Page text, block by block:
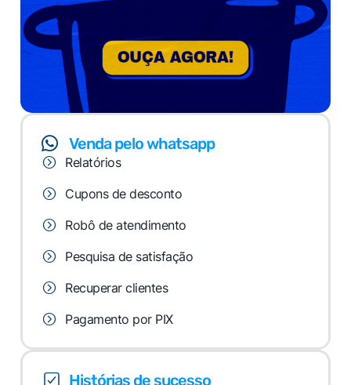
Venda pelo whatsapp
Relatórios
Cupons de desconto
Robô de atendimento
Pesquisa de satisfação
Recuperar clientes
Pagamento por PIX
Histórias de sucesso